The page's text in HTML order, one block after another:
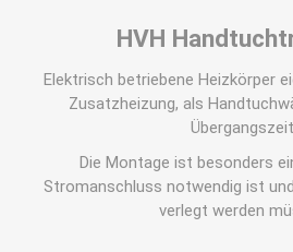
HVH
Elektrisch betriebene Heizkörper
Zusatzheizung, als
Die Montage ist besonders
Stromanschluss notwendig ist
verlegt werden